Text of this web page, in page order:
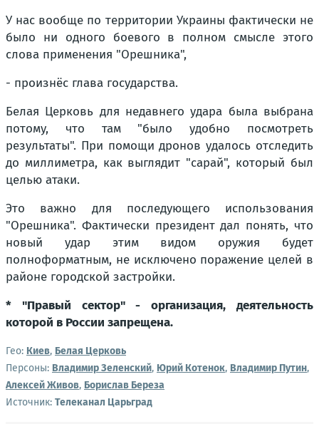
У нас вообще по территории Украины фактически не
было ни одного боевого в полном смысле этого
слова применения "Орешника",
- произнёс глава государства.
Белая Церковь для недавнего удара была выбрана
потому, что там "было удобно посмотреть
результаты". При помощи дронов удалось отследить
до миллиметра, как выглядит "сарай", который был
целью атаки.
Это важно для последующего использования
"Орешника". Фактически президент дал понять, что
новый удар этим видом оружия будет
полноформатным, не исключено поражение целей в
районе городской застройки.
* "Правый сектор" - организация, деятельность
которой в России запрещена.
Гео: Киев, Белая Церковь
Персоны: Владимир Зеленский, Юрий Котенок, Владимир Путин,
Алексей Живов, Борислав Береза
Источник: Телеканал Царьград